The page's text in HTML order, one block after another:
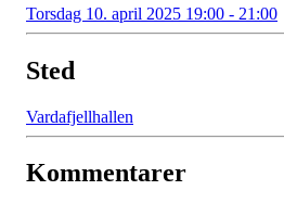
Torsdag 10. april 2025 19:00 - 21:00
Sted
Vardafjellhallen
Kommentarer